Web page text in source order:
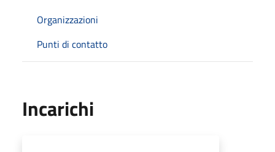
Organizzazioni
Punti di contatto
Incarichi